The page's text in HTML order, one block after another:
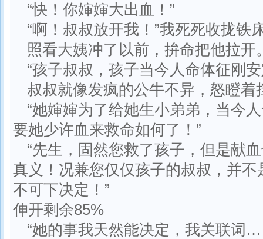
“快！你婶婶大出血！”
“啊！叔叔放开我！”我死死收拢铁
照看大姨冲了以前，拚命把他拉开
“孩子叔叔，孩子当今人命体征刚
叔叔就像发疯的公牛不异，怒瞪着
“她婶婶为了给她生小弟弟，当今
要她少许血来救命如何了！”
“先生，固然您救了孩子，但是献
真义！况兼您仅仅孩子的叔叔，并
不可下决定！”
伸开剩余85%
“她的事我天然能决定，我关联词